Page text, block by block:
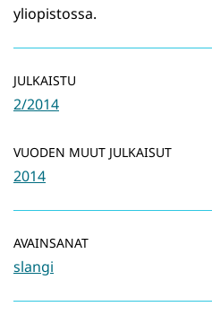
yliopistossa.
JULKAISTU
2/2014
VUODEN MUUT JULKAISUT
2014
AVAINSANAT
slangi